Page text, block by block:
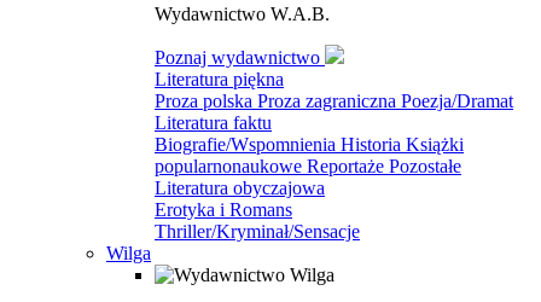
Wydawnictwo W.A.B.
Poznaj wydawnictwo
Literatura piękna
Proza polska Proza zagraniczna Poezja/Dramat
Literatura faktu
Biografie/Wspomnienia Historia Książki
popularnonaukowe Reportaże Pozostałe
Literatura obyczajowa
Erotyka i Romans
Thriller/Kryminał/Sensacje
Wilga